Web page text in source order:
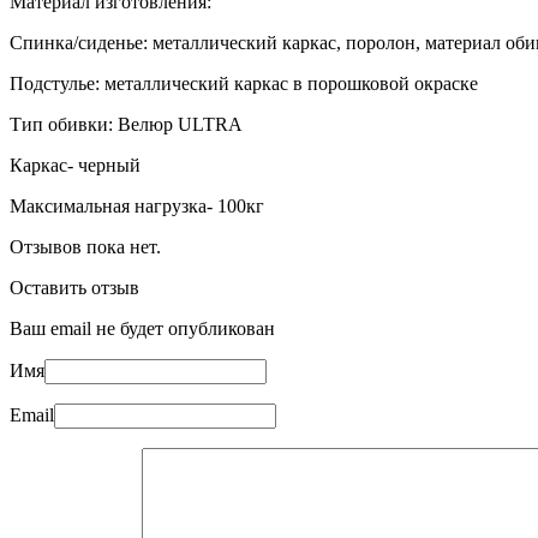
Спинка/сиденье: металлический каркас, поролон, материал
Подстулье: металлический каркас в порошковой окраске
Тип обивки: Велюр ULTRA
Каркас- черный
Максимальная нагрузка- 100кг
Отзывов пока нет.
Оставить отзыв
Ваш email не будет опубликован
Имя
Email